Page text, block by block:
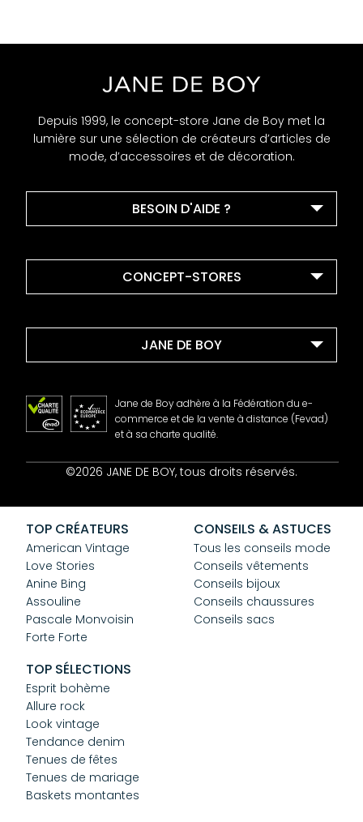
Depuis 1999, le concept-store Jane de Boy met la
lumière sur une sélection de créateurs d’articles de
mode, d’accessoires et de décoration.
BESOIN D'AIDE ?
CONCEPT-STORES
JANE DE BOY
Contact
CGV
Confidentialité
Cookies
Jane de Boy adhère à la Fédération du e-
commerce et de la vente à distance (Fevad)
et à sa charte qualité.
©2026 JANE DE BOY, tous droits réservés.
TOP CRÉATEURS
American Vintage
Love Stories
Anine Bing
Assouline
Pascale Monvoisin
Forte Forte
CONSEILS & ASTUCES
Tous les conseils mode
Conseils vêtements
Conseils bijoux
Conseils chaussures
Conseils sacs
TOP SÉLECTIONS
Esprit bohème
Allure rock
Look vintage
Tendance denim
Tenues de fêtes
Tenues de mariage
Baskets montantes